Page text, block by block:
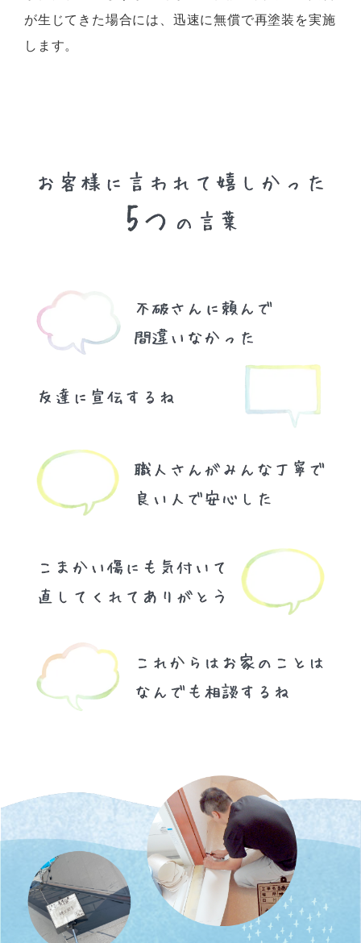
が生じてきた場合には、迅速に無償で再塗装を実施
します。